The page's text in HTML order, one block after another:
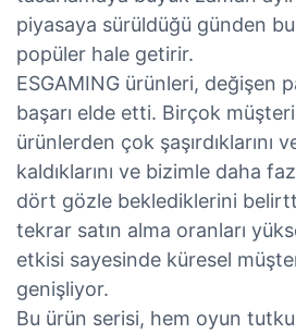
piyasaya sürüldüğü günden
popüler hale getirir.
ESGAMING ürünleri, değişen
başarı elde etti. Birçok müşteri,
ürünlerden çok şaşırdıklarını
kaldıklarını ve bizimle daha
dört gözle beklediklerini
tekrar satın alma oranları
etkisi sayesinde küresel
genişliyor.
Bu ürün serisi, hem oyun